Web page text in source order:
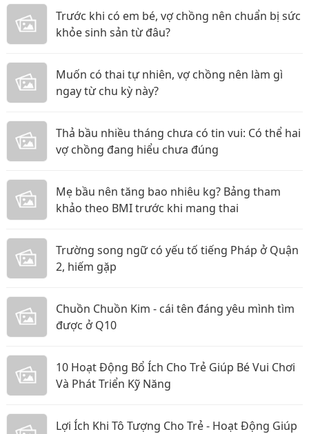
Trước khi có em bé, vợ chồng nên chuẩn bị sức
khỏe sinh sản từ đâu?
Muốn có thai tự nhiên, vợ chồng nên làm gì
ngay từ chu kỳ này?
Thả bầu nhiều tháng chưa có tin vui: Có thể hai
vợ chồng đang hiểu chưa đúng
Mẹ bầu nên tăng bao nhiêu kg? Bảng tham
khảo theo BMI trước khi mang thai
Trường song ngữ có yếu tố tiếng Pháp ở Quận
2, hiếm gặp
Chuồn Chuồn Kim - cái tên đáng yêu mình tìm
được ở Q10
10 Hoạt Động Bổ Ích Cho Trẻ Giúp Bé Vui Chơi
Và Phát Triển Kỹ Năng
Lợi Ích Khi Tô Tượng Cho Trẻ - Hoạt Động Giúp